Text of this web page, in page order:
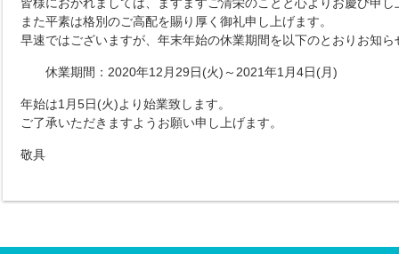
また平素は格別のご高配を賜り厚く御礼申し上げます。
早速ではございますが、年末年始の休業期間を以下のとおりお知ら
休業期間：2020年12月29日(火)～2021年1月4日(月)
年始は1月5日(火)より始業致します。
ご了承いただきますようお願い申し上げます。
敬具